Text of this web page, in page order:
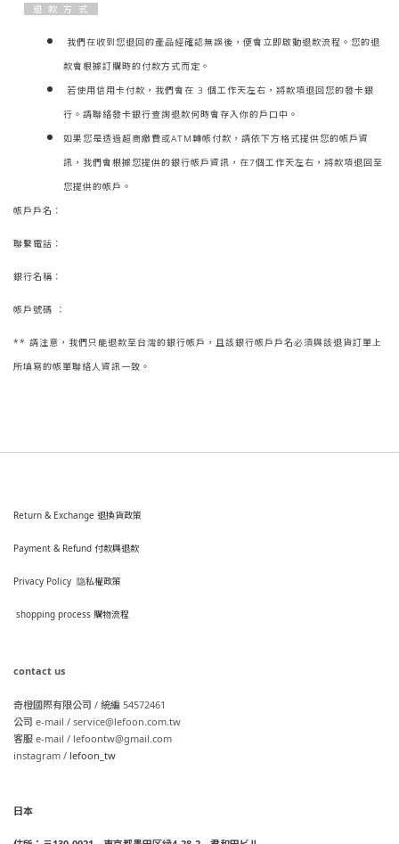
退 款 方 式
我們在收到您退回的產品經確認無誤後，便會立即啟動退款流程。您的退
款會根據訂購時的付款方式而定。
若使用信用卡付款，我們會在 3 個工作天左右，將款項退回您的發卡銀
行。請聯絡發卡銀行查詢退款何時會存入你的戶口中。
如果您是透過超商繳費或ATM轉帳付款，請依下方格式提供您的帳戶資
訊，我們會根據您提供的銀行帳戶資訊，在7個工作天左右，將款項退回至
您提供的帳戶。
帳戶戶名：
聯繫電話：
銀行名稱：
帳戶號碼 ：
** 請注意，我們只能退款至台灣的銀行帳戶，且該銀行帳戶戶名必須與該退貨訂單上
所填寫的帳單聯絡人資訊一致。
Return & Exchange 退換貨政策
Payment & Refund 付款與退款
Privacy Policy 隐私權政策
shopping process 購物流程
contact us
奇橙國際有限公司 / 統編 54572461
公司 e-mail / service@lefoon.com.tw
客服 e-mail / lefoontw@gmail.com
instagram / lefoon_tw
日本